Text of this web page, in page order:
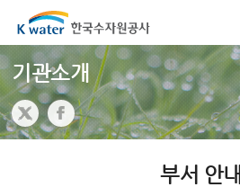
기관소개
부서 안내